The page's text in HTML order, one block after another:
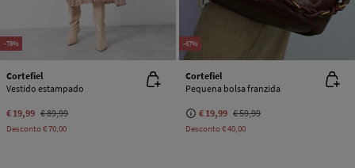
-78%
Cortefiel
Vestido estampado
€ 19,99 € 89,99
Desconto€ 70,00
-67%
Cortefiel
Pequena bolsa franzida
€ 19,99 € 59,99
Desconto€ 40,00